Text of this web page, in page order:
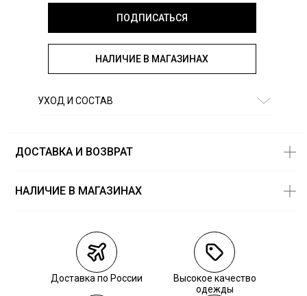
ПОДПИСАТЬСЯ
НАЛИЧИЕ В МАГАЗИНАХ
УХОД И СОСТАВ
ДОСТАВКА И ВОЗВРАТ
Курьерская доставка СДЭК
Самовывоз из пункта выдачи СДЭК
Самовывоз из наших магазинов
НАЛИЧИЕ В МАГАЗИНАХ
Доставка по России
Высокое качество
одежды